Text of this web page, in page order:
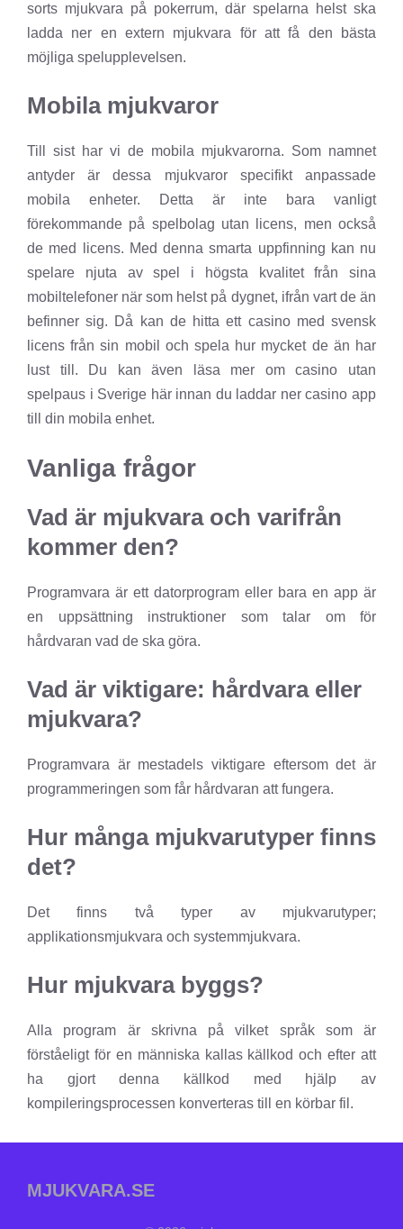
sorts mjukvara på pokerrum, där spelarna helst ska
ladda ner en extern mjukvara för att få den bästa
möjliga spelupplevelsen.
Mobila mjukvaror
Till sist har vi de mobila mjukvarorna. Som namnet
antyder är dessa mjukvaror specifikt anpassade
mobila enheter. Detta är inte bara vanligt
förekommande på spelbolag utan licens, men också
de med licens. Med denna smarta uppfinning kan nu
spelare njuta av spel i högsta kvalitet från sina
mobiltelefoner när som helst på dygnet, ifrån vart de än
befinner sig. Då kan de hitta ett casino med svensk
licens från sin mobil och spela hur mycket de än har
lust till. Du kan även läsa mer om casino utan
spelpaus i Sverige här innan du laddar ner casino app
till din mobila enhet.
Vanliga frågor
Vad är mjukvara och varifrån
kommer den?
Programvara är ett datorprogram eller bara en app är
en uppsättning instruktioner som talar om för
hårdvaran vad de ska göra.
Vad är viktigare: hårdvara eller
mjukvara?
Programvara är mestadels viktigare eftersom det är
programmeringen som får hårdvaran att fungera.
Hur många mjukvarutyper finns
det?
Det finns två typer av mjukvarutyper;
applikationsmjukvara och systemmjukvara.
Hur mjukvara byggs?
Alla program är skrivna på vilket språk som är
förståeligt för en människa kallas källkod och efter att
ha gjort denna källkod med hjälp av
kompileringsprocessen konverteras till en körbar fil.
MJUKVARA.SE